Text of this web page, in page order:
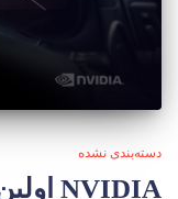
دسته‌بندی نشده